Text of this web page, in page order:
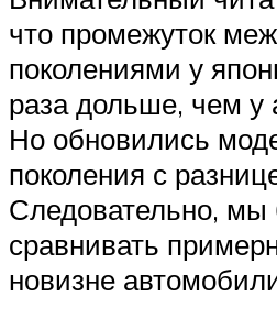
что промежуток
поколениями у
раза дольше, чем у
Но обновились
поколения с
Следовательно, мы
сравнивать
новизне